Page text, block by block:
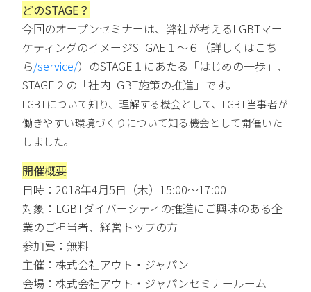
どのSTAGE？
今回のオープンセミナーは、弊社が考えるLGBTマー
ケティングのイメージSTGAE１～６（詳しくはこち
ら/service/）のSTAGE１にあたる「はじめの一歩」、
STAGE２の「社内LGBT施策の推進」です。
LGBTについて知り、理解する機会として、LGBT当事者が
働きやすい環境づくりについて知る機会として開催いた
しました。
開催概要
日時：2018年4月5日（木）15:00～17:00
対象： LGBTダイバーシティの推進にご興味のある企
業のご担当者、経営トップの方
参加費：無料
主催：株式会社アウト・ジャパン
会場： 株式会社アウト・ジャパンセミナールーム